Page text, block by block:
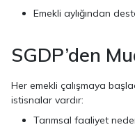
Emekli aylığından
SGDP’den
Her emekli çalışmaya
istisnalar vardır:
Tarımsal faaliyet